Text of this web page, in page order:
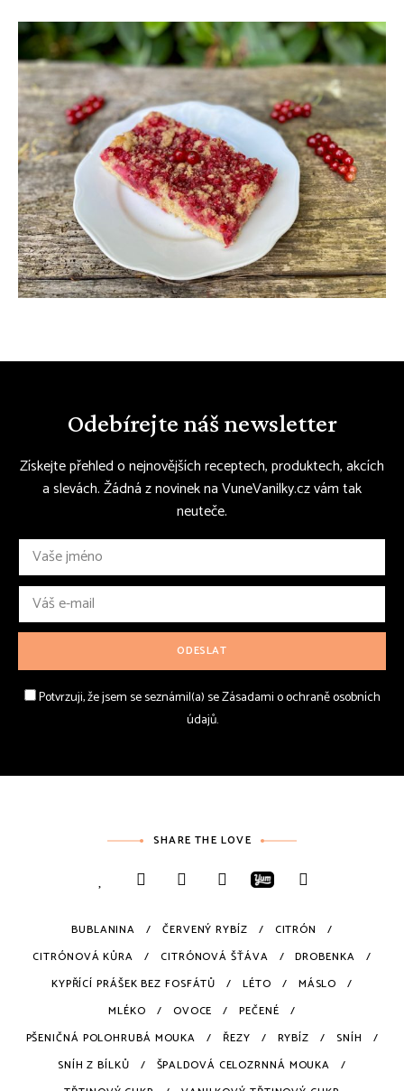
Odebírejte náš newsletter
Získejte přehled o nejnovějších receptech, produktech, akcích
a slevách. Žádná z novinek na VuneVanilky.cz vám tak
neuteče.
Potvrzuji, že jsem se seznámil(a) se Zásadami o ochraně osobních
údajů.
SHARE THE LOVE
BUBLANINA ČERVENÝ RYBÍZ
CITRÓN
CITRÓNOVÁ KŮRA
CITRÓNOVÁ ŠŤÁVA
DROBENKA
KYPŘÍCÍ PRÁŠEK BEZ FOSFÁTŮ
LÉTO
MÁSLO
MLÉKO
OVOCE
PEČENÉ
PŠENIČNÁ POLOHRUBÁ MOUKA
ŘEZY RYBÍZ
SNÍH
SNÍH Z BÍLKŮ
ŠPALDOVÁ CELOZRNNÁ MOUKA